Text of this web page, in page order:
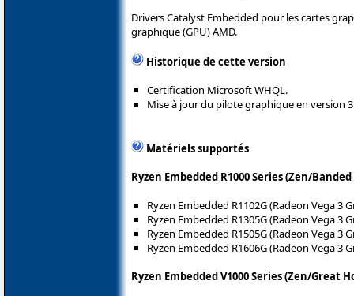
Drivers Catalyst Embedded pour les cartes
graphique (GPU) AMD.
Historique de cette version
Certification Microsoft WHQL.
Mise à jour du pilote graphique en version
Matériels supportés
Ryzen Embedded R1000 Series (Zen/
Ryzen Embedded R1102G (Radeon Vega 3
Ryzen Embedded R1305G (Radeon Vega 3
Ryzen Embedded R1505G (Radeon Vega 3
Ryzen Embedded R1606G (Radeon Vega 3
Ryzen Embedded V1000 Series (Zen/Great